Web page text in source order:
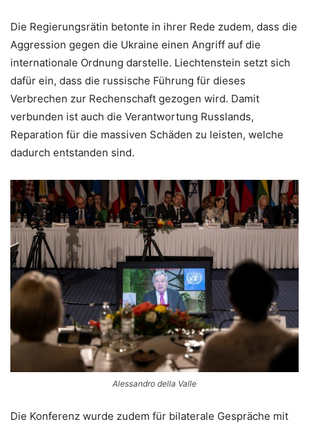
Die Regierungsrätin betonte in ihrer Rede zudem, dass die
Aggression gegen die Ukraine einen Angriff auf die
internationale Ordnung darstelle. Liechtenstein setzt sich
dafür ein, dass die russische Führung für dieses
Verbrechen zur Rechenschaft gezogen wird. Damit
verbunden ist auch die Verantwortung Russlands,
Reparation für die massiven Schäden zu leisten, welche
dadurch entstanden sind.
Alessandro della Valle
Die Konferenz wurde zudem für bilaterale Gespräche mit